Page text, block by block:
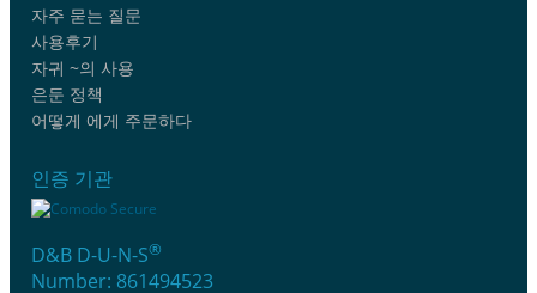
자주 묻는 질문
사용후기
자귀 ~의 사용
은둔 정책
어떻게 에게 주문하다
인증 기관
D&B D-U-N-S®
Number: 861494523